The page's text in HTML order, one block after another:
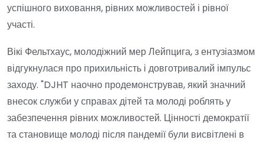
успішного виховання, рівних можливостей і рівної
участі.
Вікі Фельтхаус, молодіжний мер Лейпцига, з ентузіазмом
відгукнулася про прихильність і довготривалий імпульс
заходу. "DJHT наочно продемонстрував, який значний
внесок служби у справах дітей та молоді роблять у
забезпечення рівних можливостей. Цінності демократії
та становище молоді після пандемії були висвітлені в